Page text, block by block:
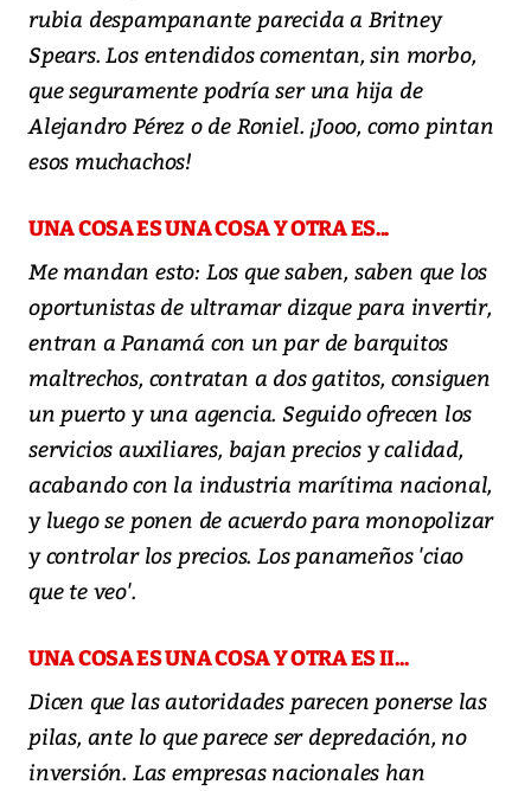
rubia despampanante parecida a Britney
Spears. Los entendidos comentan, sin morbo,
que seguramente podría ser una hija de
Alejandro Pérez o de Roniel. ¡Jooo, como pintan
esos muchachos!
UNA COSA ES UNA COSA Y OTRA ES...
Me mandan esto: Los que saben, saben que los
oportunistas de ultramar dizque para invertir,
entran a Panamá con un par de barquitos
maltrechos, contratan a dos gatitos, consiguen
un puerto y una agencia. Seguido ofrecen los
servicios auxiliares, bajan precios y calidad,
acabando con la industria marítima nacional,
y luego se ponen de acuerdo para monopolizar
y controlar los precios. Los panameños 'ciao
que te veo'.
UNA COSA ES UNA COSA Y OTRA ES II...
Dicen que las autoridades parecen ponerse las
pilas, ante lo que parece ser depredación, no
inversión. Las empresas nacionales han